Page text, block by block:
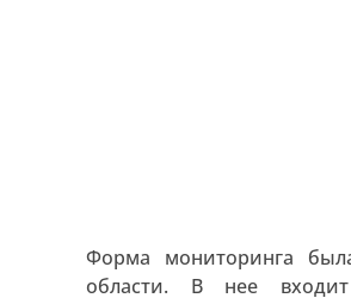
Форма мониторинга
области. В нее